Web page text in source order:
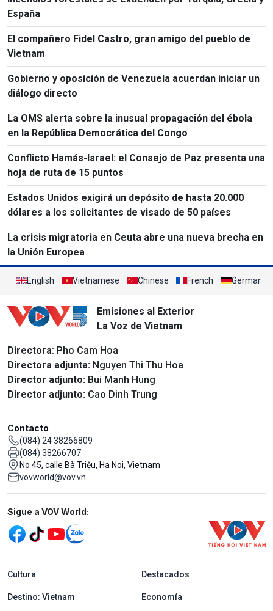
España
El compañero Fidel Castro, gran amigo del pueblo de
Vietnam
Gobierno y oposición de Venezuela acuerdan iniciar un
diálogo directo
La OMS alerta sobre la inusual propagación del ébola
en la República Democrática del Congo
Conflicto Hamás-Israel: el Consejo de Paz presenta una
hoja de ruta de 15 puntos
Estados Unidos exigirá un depósito de hasta 20.000
dólares a los solicitantes de visado de 50 países
La crisis migratoria en Ceuta abre una nueva brecha en
la Unión Europea
English Vietnamese Chinese French German
Emisiones al Exterior
La Voz de Vietnam
Directora: Pho Cam Hoa
Directora adjunta: Nguyen Thi Thu Hoa
Director adjunto: Bui Manh Hung
Director adjunto: Cao Dinh Trung
Contacto
(084) 24 38266809
(084) 38266707
No 45, calle Bà Triệu, Ha Noi, Vietnam
vovworld@vov.vn
Mạng xã hội
Sigue a VOV World:
menu footer tiếng Tây ban nha
Cultura Destacados
Destino: Vietnam Economía